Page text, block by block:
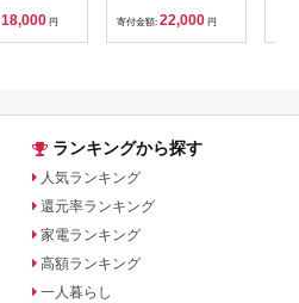
18,000 円 寄付金額: 22,000 円
ランキングから探す
人気ランキング
還元率ランキング
家電ランキング
高額ランキング
一人暮らし